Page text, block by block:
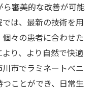
トべニアの秘密
を手に入れる
秘密
さの理由
アの技術
の秘密
審美的な改善が可能
は、最新の技術を用
々の患者に合わせた
り、より自然で快適
市でラミネートべニ
ことができ、日常生